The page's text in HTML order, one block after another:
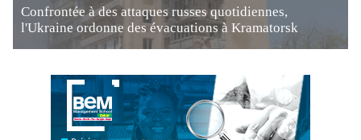
Confrontée à des attaques russes quotidiennes,
l'Ukraine ordonne des évacuations à Kramatorsk